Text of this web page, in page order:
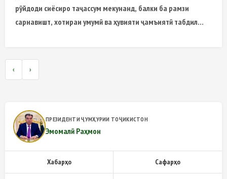
рӯйдоди сиёсиро таҷассум мекунанд, балки ба рамзи
сарнавишт, хотираи умумӣ ва ҳувияти ҷамъиятӣ табдил
‹ ›
ПРЕЗИДЕНТИ ҶУМҲУРИИ ТОҶИКИСТОН
Эмомалӣ Раҳмон
Хабарҳо Сафарҳо